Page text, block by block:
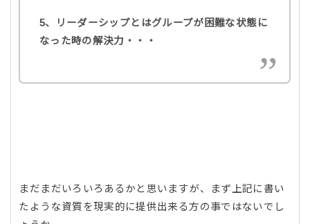
5、リーダーシップとはグループが困難な状態に
なった時の解決力・・・
まだまだいろいろあるかと思いますが、まず上記に書い
たような資質を現実的に提供出来る方の事ではないでし